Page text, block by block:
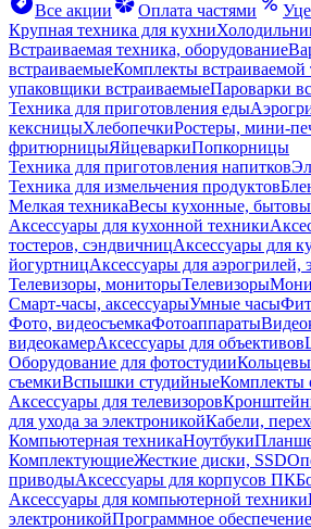
Все акции
Оплата частями
Крупная техника для кухни
Встраиваемая техника, оборудование
встраиваемыеКомплекты встраиваемой
упаковщики встраиваемыеПароварки
Техника для приготовления еды
кексницыХлебопечкиРостеры, мини-
фритюрницыЯйцеваркиПопкорницы
Техника для приготовления напитков
Техника для измельчения продуктов
Мелкая техникаВесы кухонные,
Аксессуары для кухонной техники
тостеров, сэндвичницАксессуары для
йогуртницАксессуары для аэрогрилей,
Телевизоры, мониторыТелевизоры
Смарт-часы, аксессуарыУмные часы
Фото, видеосъемкаФотоаппараты
видеокамерАксессуары для объективов
Оборудование для фотостудии
съемкиВспышки студийныеКомплекты
Аксессуары для телевизоров
для ухода за электроникойКабели,
Компьютерная техникаНоутбуки
КомплектующиеЖесткие диски, SSD
приводыАксессуары для корпусов ПК
Аксессуары для компьютерной техники
электроникойПрограммное обеспечение